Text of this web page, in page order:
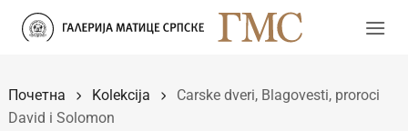
Прескочи
Почетна Kolekcija
Carske dveri, Blagovesti, proroci
David i Solomon